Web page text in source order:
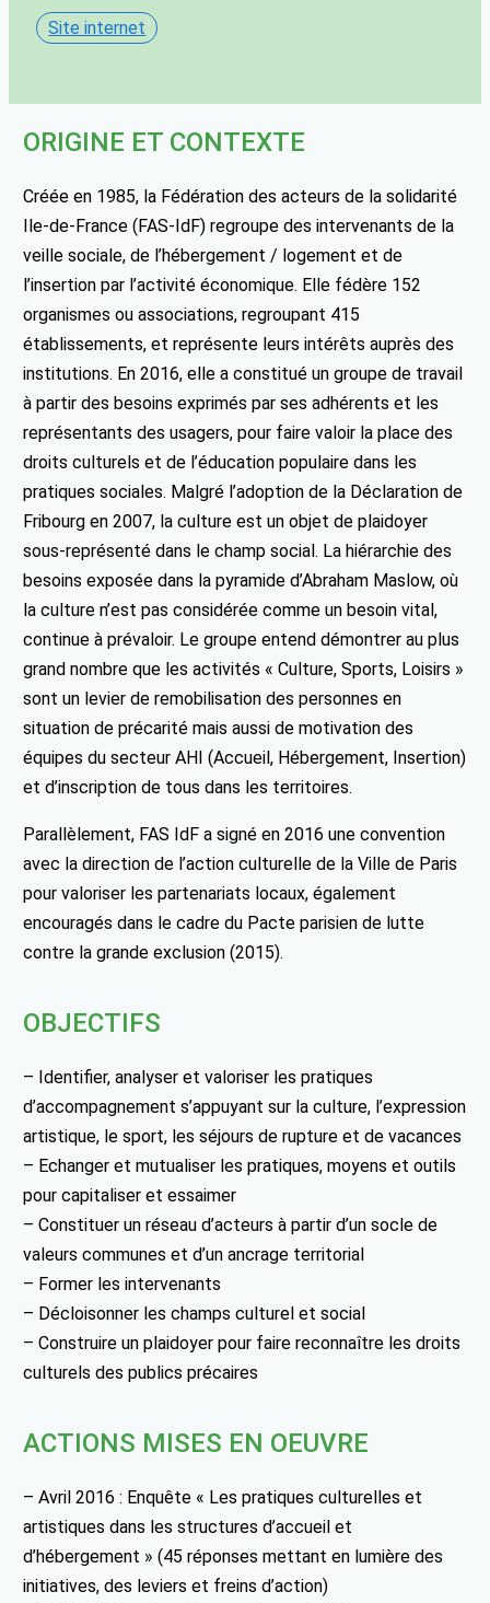
Site internet
ORIGINE ET CONTEXTE
Créée en 1985, la Fédération des acteurs de la solidarité
Ile-de-France (FAS-IdF) regroupe des intervenants de la
veille sociale, de l’hébergement / logement et de
l’insertion par l’activité économique. Elle fédère 152
organismes ou associations, regroupant 415
établissements, et représente leurs intérêts auprès des
institutions. En 2016, elle a constitué un groupe de travail
à partir des besoins exprimés par ses adhérents et les
représentants des usagers, pour faire valoir la place des
droits culturels et de l’éducation populaire dans les
pratiques sociales. Malgré l’adoption de la Déclaration de
Fribourg en 2007, la culture est un objet de plaidoyer
sous-représenté dans le champ social. La hiérarchie des
besoins exposée dans la pyramide d’Abraham Maslow, où
la culture n’est pas considérée comme un besoin vital,
continue à prévaloir. Le groupe entend démontrer au plus
grand nombre que les activités « Culture, Sports, Loisirs »
sont un levier de remobilisation des personnes en
situation de précarité mais aussi de motivation des
équipes du secteur AHI (Accueil, Hébergement, Insertion)
et d’inscription de tous dans les territoires.
Parallèlement, FAS IdF a signé en 2016 une convention
avec la direction de l’action culturelle de la Ville de Paris
pour valoriser les partenariats locaux, également
encouragés dans le cadre du Pacte parisien de lutte
contre la grande exclusion (2015).
OBJECTIFS
– Identifier, analyser et valoriser les pratiques
d’accompagnement s’appuyant sur la culture, l’expression
artistique, le sport, les séjours de rupture et de vacances
– Echanger et mutualiser les pratiques, moyens et outils
pour capitaliser et essaimer
– Constituer un réseau d’acteurs à partir d’un socle de
valeurs communes et d’un ancrage territorial
– Former les intervenants
– Décloisonner les champs culturel et social
– Construire un plaidoyer pour faire reconnaître les droits
culturels des publics précaires
ACTIONS MISES EN OEUVRE
– Avril 2016 : Enquête « Les pratiques culturelles et
artistiques dans les structures d’accueil et
d’hébergement » (45 réponses mettant en lumière des
initiatives, des leviers et freins d’action)